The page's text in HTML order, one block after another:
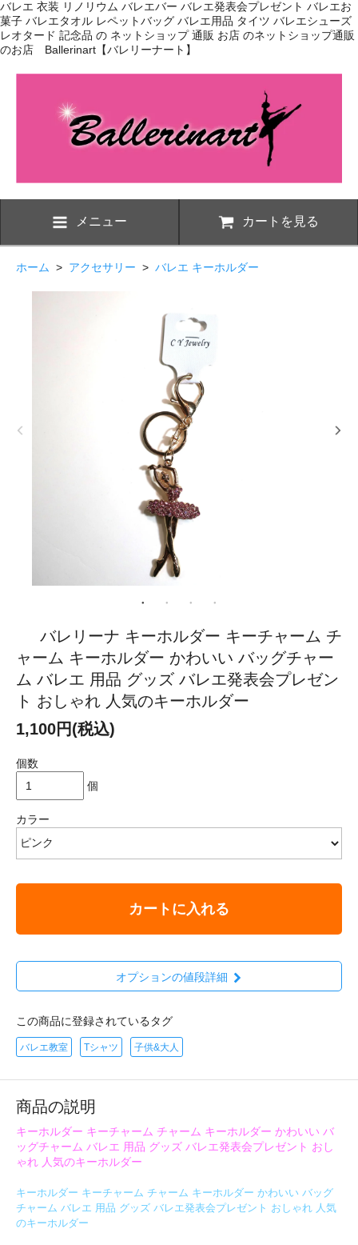
バレエ 衣装 リノリウム バレエバー バレエ発表会プレゼント バレエお
菓子 バレエタオル レペットバッグ バレエ用品 タイツ バレエシューズ
レオタード 記念品 の ネットショップ 通販 お店 のネットショップ通販
のお店 Ballerinart【バレリーナート】
メニュー カートを見る
ホーム > アクセサリー > バレエ キーホルダー
バレリーナ キーホルダー キーチャーム チ
ャーム キーホルダー かわいい バッグチャー
ム バレエ 用品 グッズ バレエ発表会プレゼン
ト おしゃれ 人気のキーホルダー
1,100円(税込)
個数
個
カラー
カートに入れる
オプションの値段詳細
この商品に登録されているタグ
バレエ教室 Tシャツ 子供&大人
商品の説明
キーホルダー キーチャーム チャーム キーホルダー かわいい バ
ッグチャーム バレエ 用品 グッズ バレエ発表会プレゼント おし
ゃれ 人気のキーホルダー
キーホルダー キーチャーム チャーム キーホルダー かわいい バッグ
チャーム バレエ 用品 グッズ バレエ発表会プレゼント おしゃれ 人気
のキーホルダー